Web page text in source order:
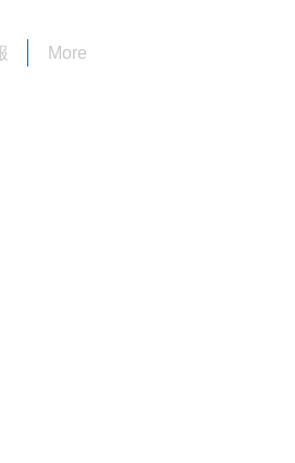
More